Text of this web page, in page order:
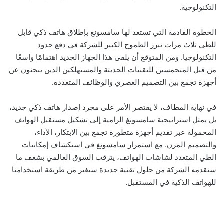
التكنولوجية.
الخطوة القادمة التي تستعد لها سامسونغ بإطلاق هاتف ذكي قابل
للطي ثلاث مرات تبرز الطموح الكبير للشركة في دفع حدود
التكنولوجيا. ومن المتوقع أن يلقى هذا الجهاز الجديد اهتمامًا واسعًا
من قبل المتحمسين للتقنيات الحديثة والمستهلكين الذين يبحثون عن
أجهزة تجمع بين التصميم العصري والوظائف المتعددة.
في نهاية المطاف، لا يقتصر الأمر على مجرد إصدار هاتف ذكي جديد،
بل يمثل استراتيجية سامسونغ الرامية إلى تشكيل مستقبل الهواتف
المحمولة عبر تقديم أجهزة متطورة تجمع بين الابتكار، الأداء،
والتصميم المرن. مع استمرار سامسونغ في استكشاف إمكانيات
الطي المتعدد لشاشات الهواتف، يترقب السوق العالمي بشغف ما
ستقدمه الشركة من حلول تقنية جديدة ستغير من طريقة استخدامنا
للهواتف الذكية في المستقبل.